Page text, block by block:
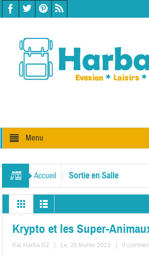
Menu
Accueil Sortie en Salle
Krypto et les Super-
Par Harba DZ Le: 28 février 2023 0